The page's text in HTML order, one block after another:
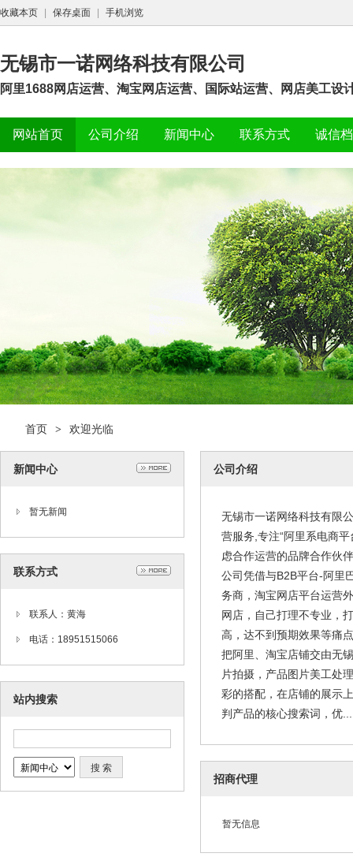
收藏本页 保存桌面 手机浏览
无锡市一诺网络科技有限公司
阿里1688网店运营、淘宝网店运营、国际站运营、网店美工设
网站首页 公司介绍 新闻中心 联系方式 诚信
首页 > 欢迎光临
新闻中心
暂无新闻
联系方式
联系人：黄海
电话：18951515066
站内搜索
公司介绍
无锡市一诺网络科技有限
营服务,专注“阿里系电商
虑合作运营的品牌合作伙
公司凭借与B2B平台-阿里
务商，淘宝网店平台运营
网店，自己打理不专业，
高，达不到预期效果等痛
把阿里、淘宝店铺交由无
片拍摄，产品图片美工处
彩的搭配，在店铺的展示
判产品的核心搜索词，优
招商代理
暂无信息